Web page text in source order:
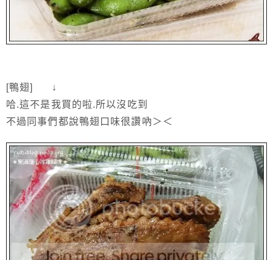
[鴨翅] ↓
哈.這不是我買的啦.所以沒吃到
不過同事們都說鴨翅口味很讚吶＞＜